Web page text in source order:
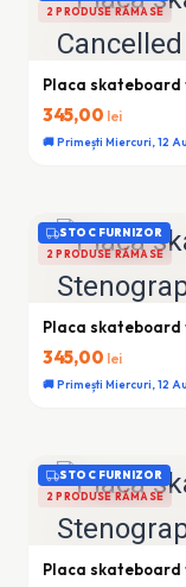
2 PRODUSE RĂMASE
Placa skateboard
345,00 lei
🚚 Primești Miercuri, 12
STOC FURNIZOR
2 PRODUSE RĂMASE
Placa skateboard
345,00 lei
🚚 Primești Miercuri, 12
STOC FURNIZOR
2 PRODUSE RĂMASE
Placa